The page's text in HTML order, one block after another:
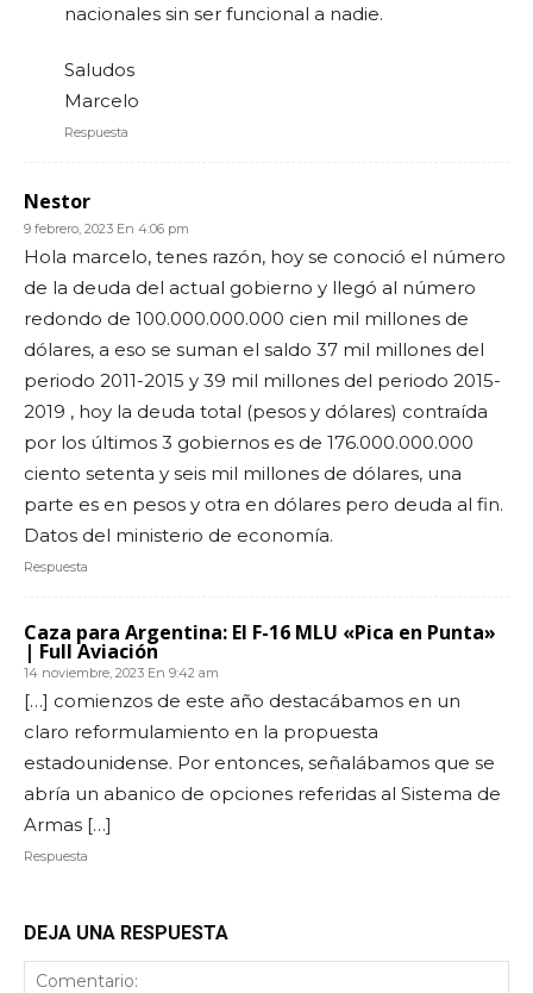
nacionales sin ser funcional a nadie.
Saludos
Marcelo
Respuesta
Nestor
9 febrero, 2023 En 4:06 pm
Hola marcelo, tenes razón, hoy se conoció el número
de la deuda del actual gobierno y llegó al número
redondo de 100.000.000.000 cien mil millones de
dólares, a eso se suman el saldo 37 mil millones del
periodo 2011-2015 y 39 mil millones del periodo 2015-
2019 , hoy la deuda total (pesos y dólares) contraída
por los últimos 3 gobiernos es de 176.000.000.000
ciento setenta y seis mil millones de dólares, una
parte es en pesos y otra en dólares pero deuda al fin.
Datos del ministerio de economía.
Respuesta
Caza para Argentina: El F-16 MLU «Pica en Punta»
| Full Aviación
14 noviembre, 2023 En 9:42 am
[…] comienzos de este año destacábamos en un
claro reformulamiento en la propuesta
estadounidense. Por entonces, señalábamos que se
abría un abanico de opciones referidas al Sistema de
Armas […]
Respuesta
DEJA UNA RESPUESTA